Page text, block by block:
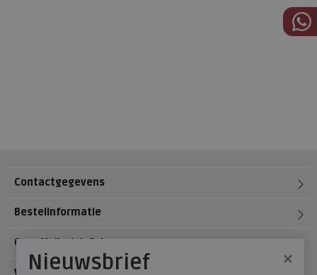
Contactgegevens
Bestelinformatie
Over Meijerink Schoenen
×
Nieuwsbrief